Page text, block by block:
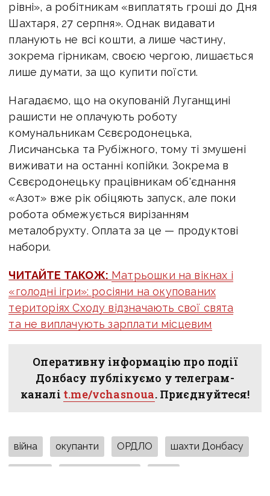
рівні», а робітникам «виплатять гроші до Дня
Шахтаря, 27 серпня». Однак видавати
планують не всі кошти, а лише частину,
зокрема гірникам, своєю чергою, лишається
лише думати, за що купити поїсти.
Нагадаємо, що на окупованій Луганщині
рашисти не оплачують роботу
комунальникам Сєвєродонецька,
Лисичанська та Рубіжного, тому ті змушені
виживати на останні копійки. Зокрема в
Сєвєродонецьку працівникам об'єднання
«Азот» вже рік обіцяють запуск, але поки
робота обмежується вирізанням
металобрухту. Оплата за це — продуктові
набори.
ЧИТАЙТЕ ТАКОЖ: Матрьошки на вікнах і
«голодні ігри»: росіяни на окупованих
територіях Сходу відзначають свої свята
та не виплачують зарплати місцевим
Оперативну інформацію про події
Донбасу публікуємо у телеграм-
каналі t.me/vchasnoua. Приєднуйтеся!
війна окупанти ОРДЛО шахти Донбасу